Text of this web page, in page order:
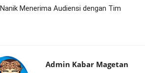
Menerima Audiensi dengan Tim
Admin Kabar Magetan